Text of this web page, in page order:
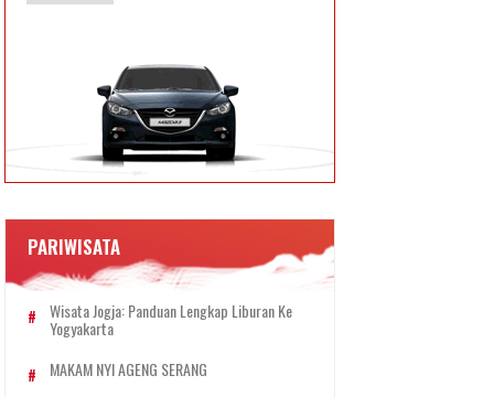
PARIWISATA
Wisata Jogja: Panduan Lengkap Liburan Ke
Yogyakarta
MAKAM NYI AGENG SERANG